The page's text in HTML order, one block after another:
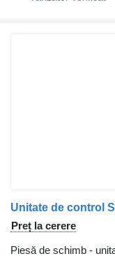
Preț la cerere
Piesă de schimb -